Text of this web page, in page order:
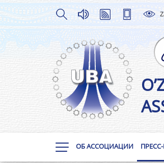
ОБ АССОЦИАЦИИ